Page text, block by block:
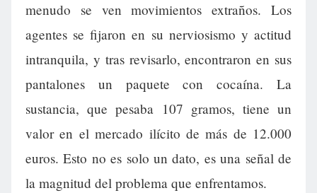
menudo se ven movimientos extraños. Los
agentes se fijaron en su nerviosismo y actitud
intranquila, y tras revisarlo, encontraron en sus
pantalones un paquete con cocaína. La
sustancia, que pesaba 107 gramos, tiene un
valor en el mercado ilícito de más de 12.000
euros. Esto no es solo un dato, es una señal de
la magnitud del problema que enfrentamos.